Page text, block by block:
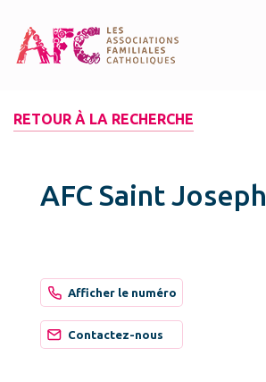
RETOUR À LA RECHERCHE
AFC Saint Joseph
Afficher le numéro
Contactez-nous